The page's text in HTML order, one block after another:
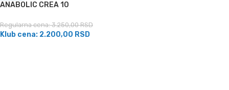
ANABOLIC CREA 10
Regularna cena:3.250,00RSD
Klub cena: 2.200,00 RSD